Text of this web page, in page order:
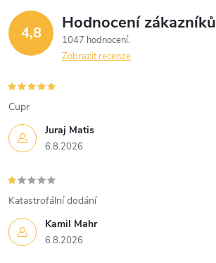
d
a
c
í
p
r
v
k
y
4,8 Hodnocení zákazníků
1047 hodnocení
Zobrazit recenze
Juraj Matis
6.8.2026
Cupr
Kamil Mahr
6.8.2026
Katastrofální dodání